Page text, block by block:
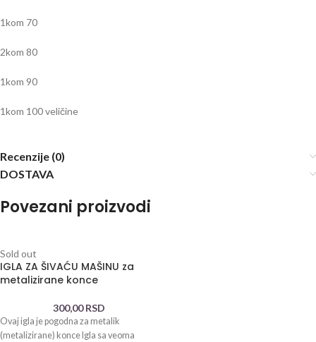
1kom 70
2kom 80
1kom 90
1kom 100 veličine
Recenzije (0)
DOSTAVA
Povezani proizvodi
Sold out
IGLA ZA ŠIVAĆU MAŠINU za
metalizirane konce
300,00RSD
Ovaj igla je pogodna za metalik
(metalizirane) konce Igla sa veoma